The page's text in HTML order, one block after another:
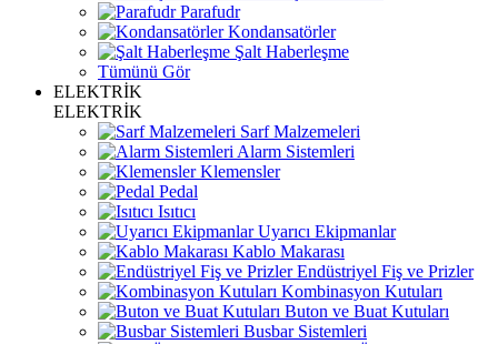
Parafudr
Kondansatörler
Şalt Haberleşme
Tümünü Gör
ELEKTRİK
ELEKTRİK
Sarf Malzemeleri
Alarm Sistemleri
Klemensler
Pedal
Isıtıcı
Uyarıcı Ekipmanlar
Kablo Makarası
Endüstriyel Fiş ve Prizler
Kombinasyon Kutuları
Buton ve Buat Kutuları
Busbar Sistemleri